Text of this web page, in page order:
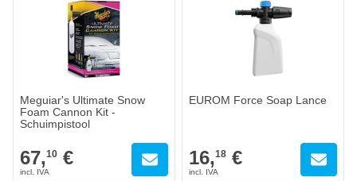
Meguiar's Ultimate Snow
Foam Cannon Kit -
Schuimpistool
67,10 €
EUROM Force Soap Lance
16,18 €